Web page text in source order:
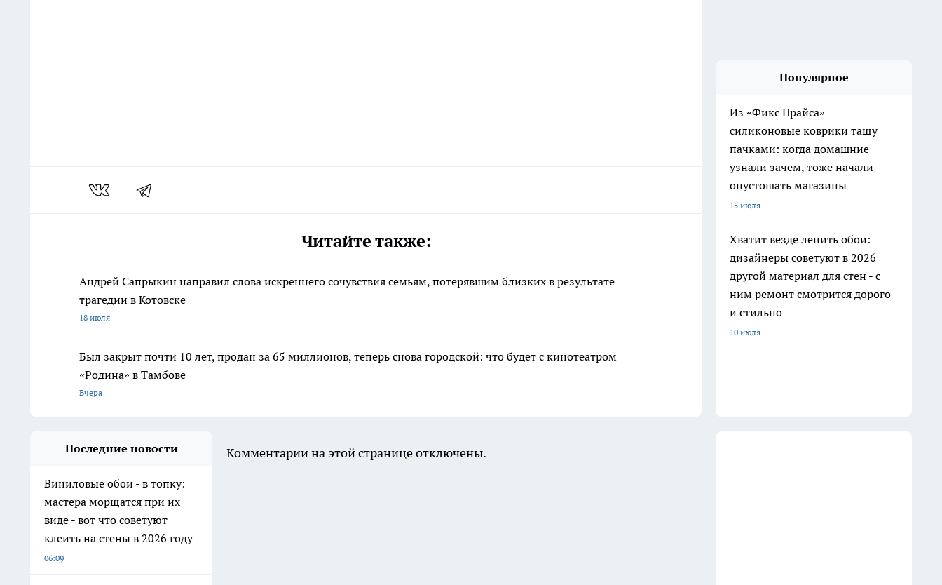
Читайте также:
Андрей Сапрыкин направил слова искреннего сочувствия семьям, потерявшим близких в результате
трагедии в Котовске
18 июля
Был закрыт почти 10 лет, продан за 65 миллионов, теперь снова городской: что будет с кинотеатром
«Родина» в Тамбове
Вчера
Популярное
Из «Фикс Прайса»
силиконовые коврики тащу
пачками: когда домашние
узнали зачем, тоже начали
опустошать магазины
15 июля
Хватит везде лепить обои:
дизайнеры советуют в 2026
другой материал для стен - с
ним ремонт смотрится дорого
и стильно
10 июля
Последние новости
Виниловые обои - в топку:
мастера морщатся при их
виде - вот что советуют
клеить на стены в 2026 году
06:09
Комментарии на этой странице отключены.